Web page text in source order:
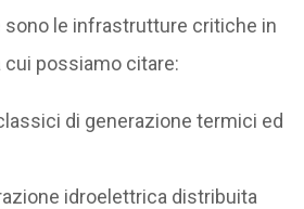
sono le infrastrutture critiche in
possiamo citare:
di generazione termici ed
idroelettrica distribuita